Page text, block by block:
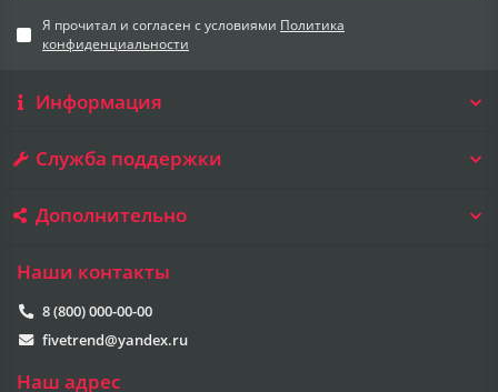
Я прочитал и согласен с условиями Политика
конфиденциальности
Информация
Служба поддержки
Дополнительно
Наши контакты
8 (800) 000-00-00
fivetrend@yandex.ru
Наш адрес